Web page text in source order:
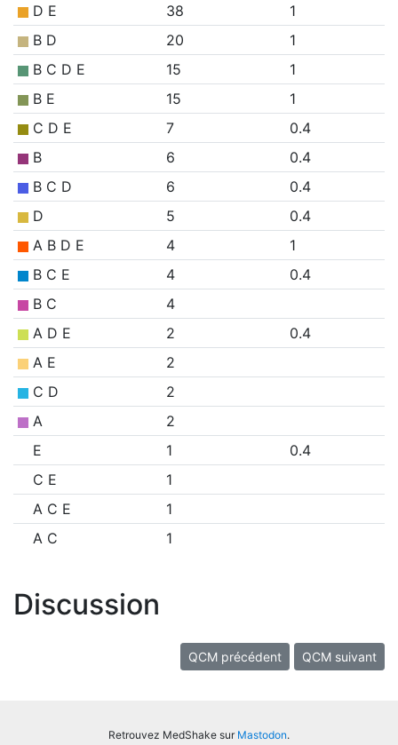
D E
38
1
B D
20
1
B C D E
15
1
B E
15
1
C D E
7
0.4
B
6
0.4
B C D
6
0.4
D
5
0.4
A B D E
4
1
B C E
4
0.4
B C
4
A D E
2
0.4
A E
2
C D
2
A
2
E
1
0.4
C E
1
A C E
1
A C
1
Discussion
QCM précédent QCM suivant
Retrouvez MedShake sur Mastodon.